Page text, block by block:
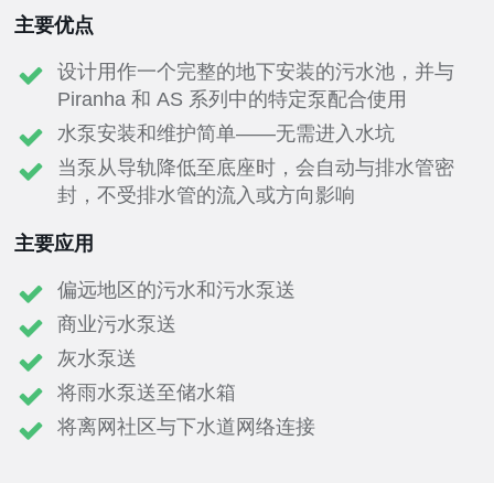
主要优点
设计用作一个完整的地下安装的污水池，并与
Piranha 和 AS 系列中的特定泵配合使用
水泵安装和维护简单——无需进入水坑
当泵从导轨降低至底座时，会自动与排水管密
封，不受排水管的流入或方向影响
主要应用
偏远地区的污水和污水泵送
商业污水泵送
灰水泵送
将雨水泵送至储水箱
将离网社区与下水道网络连接